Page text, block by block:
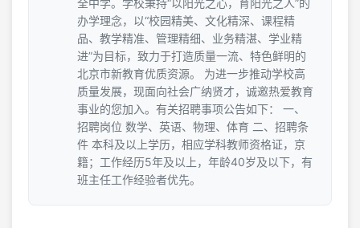
办学理念，以“校园精美、文化精深、课程精
品、教学精准、管理精细、业务精湛、学业精
进”为目标，致力于打造质量一流、特色鲜明的
北京市新教育优质资源。 为进一步推动学校高
质量发展，现面向社会广纳贤才，诚邀热爱教育
事业的您加入。有关招聘事项公告如下： 一、
招聘岗位 数学、英语、物理、体育 二、招聘条
件 本科及以上学历，相应学科教师资格证，京
籍；工作经历5年及以上，年龄40岁及以下，有
班主任工作经验者优先。